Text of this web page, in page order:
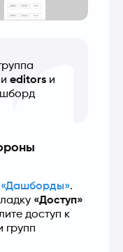
editors и
«Дашборды».
«Доступ»
доступ к
групп